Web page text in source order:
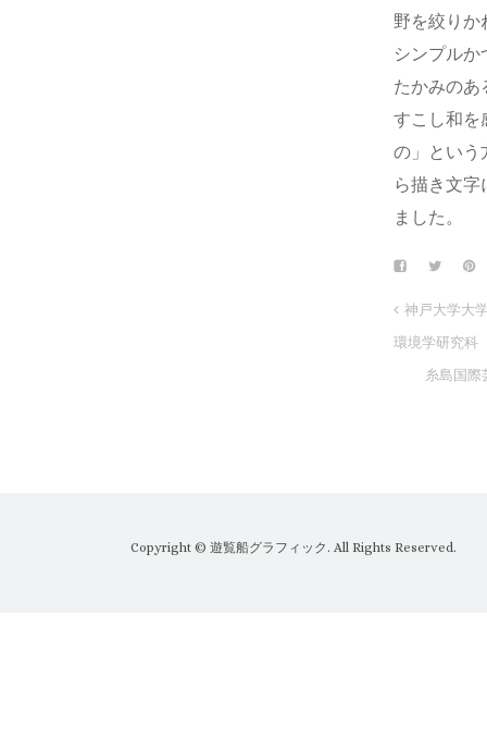
野を絞りか
シンプルか
たかみのあ
すこし和を
の」という
ら描き文字
ました。
神戸大学大
環境学研究科
糸島国際
Copyright © 遊覧船グラフィック. All Rights Reserved.